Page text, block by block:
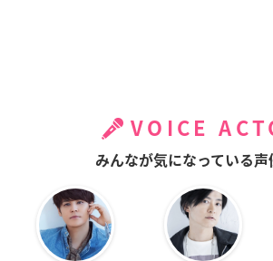
VOICE
みんなが気になっている声